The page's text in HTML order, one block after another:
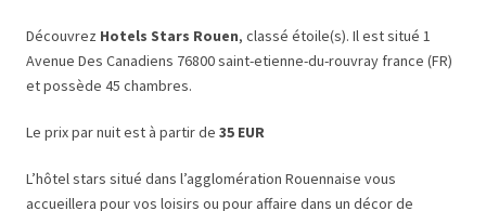
Découvrez Hotels Stars Rouen, classé étoile(s). Il est situé 1
Avenue Des Canadiens 76800 saint-etienne-du-rouvray france (FR)
et possède 45 chambres.
Le prix par nuit est à partir de 35 EUR
L’hôtel stars situé dans l’agglomération Rouennaise vous
accueillera pour vos loisirs ou pour affaire dans un décor de